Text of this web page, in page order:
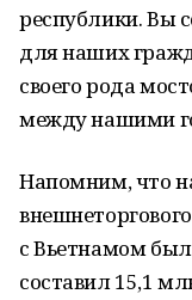
республики. Вы
для наших
своего рода
между нашими
Напомним, что
с Вьетнамом был
составил 15,1